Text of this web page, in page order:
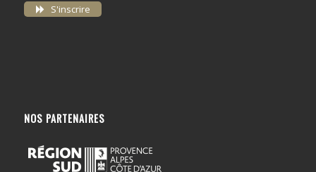
S'inscrire
NOS PARTENAIRES